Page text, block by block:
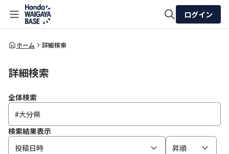
全体検索
ログイン
ホーム 詳細検索
詳細検索
全体検索
検索結果表示
投稿日時
昇順